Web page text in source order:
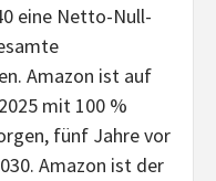
eine Netto-Null-
Amazon ist auf
mit 100 %
fünf Jahre vor
Amazon ist der